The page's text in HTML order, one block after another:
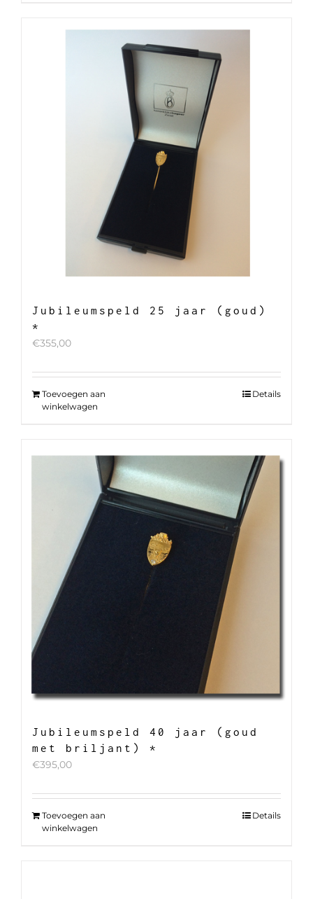
Jubileumspeld 25 jaar (goud)
*
€355,00
Toevoegen aan
winkelwagen
Details
Jubileumspeld 40 jaar (goud
met briljant) *
€395,00
Toevoegen aan
winkelwagen
Details